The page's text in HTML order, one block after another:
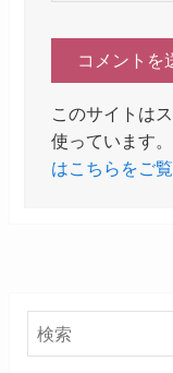
このサイトは
使っています。
はこちらをご